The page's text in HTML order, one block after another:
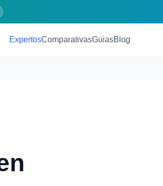
ExpertosComparativasGuiasBlog